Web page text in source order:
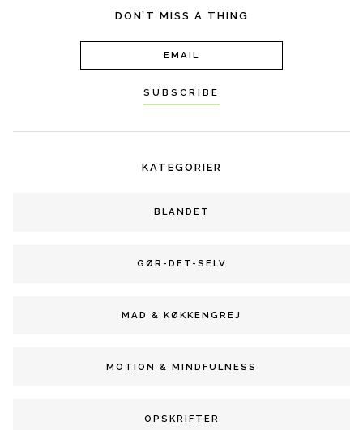
DON’T MISS A THING
KATEGORIER
BLANDET
GØR-DET-SELV
MAD & KØKKENGREJ
MOTION & MINDFULNESS
OPSKRIFTER